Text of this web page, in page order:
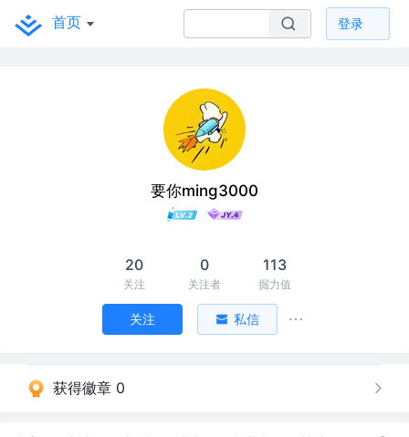
首页 登录
要你ming3000
20
关注
0
关注者
113
掘力值
关注 私信
获得徽章 0